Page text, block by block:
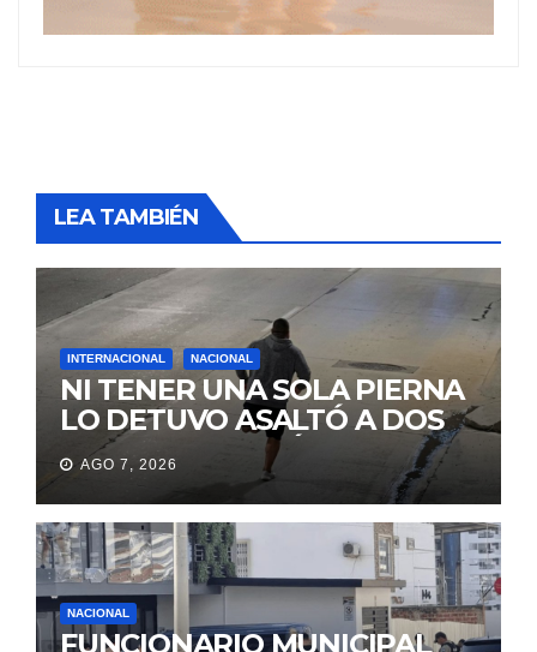
LEA TAMBIÉN
INTERNACIONAL NACIONAL
NI TENER UNA SOLA PIERNA
LO DETUVO ASALTÓ A DOS
MUJERES Y HUYÓ
BRINCANDO.
AGO 7, 2026
NACIONAL
FUNCIONARIO MUNICIPAL